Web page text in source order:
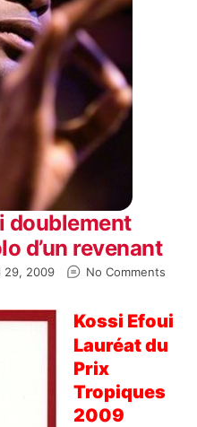
doublement
d’un revenant
29, 2009 No Comments
Kossi Efoui
Lauréat du
Prix
Tropiques
2009